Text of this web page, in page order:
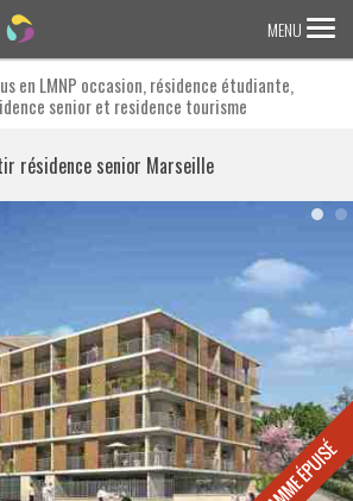
MENU
TOURISME
en LMNP occasion, résidence étudiante,
senior et residence tourisme
résidence senior Marseille